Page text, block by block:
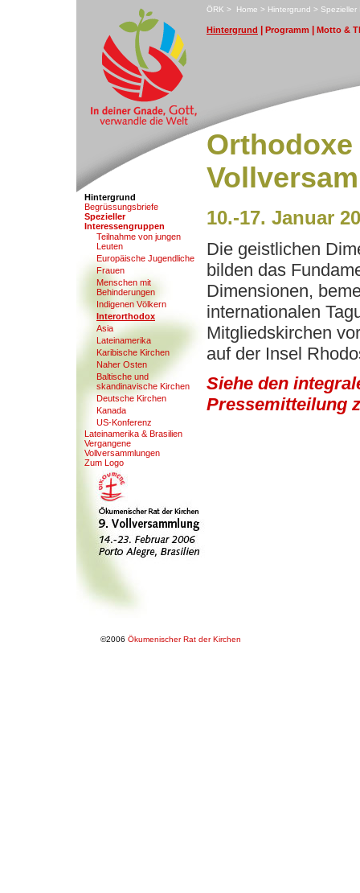
ÖRK > Home > Hintergrund > Spezieller
Hintergrund Programm Motto &
Hintergrund
Begrüssungsbriefe
Spezieller
Interessengruppen
Teilnahme von jungen
Leuten
Europäische Jugendliche
Frauen
Menschen mit
Behinderungen
Indigenen Völkern
Interorthodox
Asia
L ateinamerika
Karibische Kirchen
Naher Osten
Baltische und
skandinavische Kirchen
Deutsche Kirchen
Kanada
US-Konferenz
Lateinamerika & Brasilien
Vergangene
Vollversammlungen
Zum Logo
10.-17. Januar
Die geistlichen
bilden das
Dimensionen,
internationalen
Mitgliedskirchen
auf der Insel
Siehe den
Pressemitteilung
©2006 Ökumenischer Rat der Kirchen